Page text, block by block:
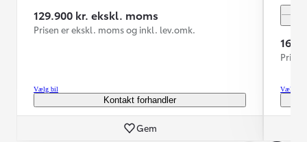
129.900 kr. ekskl. moms
Prisen er ekskl. moms og inkl. lev.omk.
Vælg bil
Kontakt forhandler
Gem
Vælg bil